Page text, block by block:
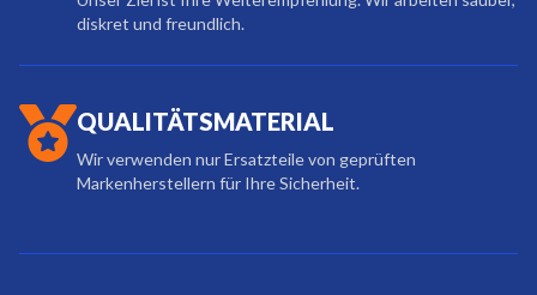
diskret und freundlich.
QUALITÄTSMATERIAL
Wir verwenden nur Ersatzteile von geprüften
Markenherstellern für Ihre Sicherheit.